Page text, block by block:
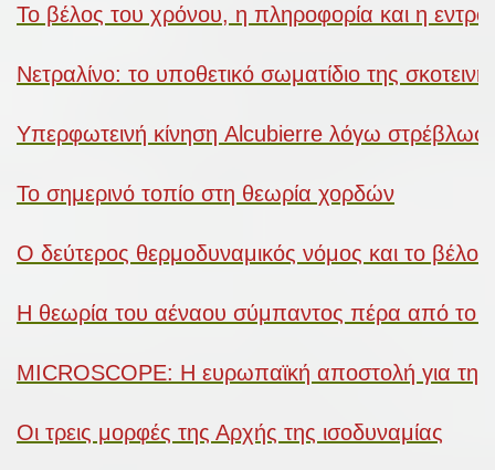
Το βέλος του χρόνου, η πληροφορία και η
Νετραλίνο: το υποθετικό σωματίδιο της
Υπερφωτεινή κίνηση Alcubierre λόγω
Το σημερινό τοπίο στη θεωρία χορδών
Ο δεύτερος θερμοδυναμικός νόμος και το
Η θεωρία του αέναου σύμπαντος πέρα από το
MICROSCOPE: Η ευρωπαϊκή αποστολή για την
Οι τρεις μορφές της Αρχής της ισοδυναμίας